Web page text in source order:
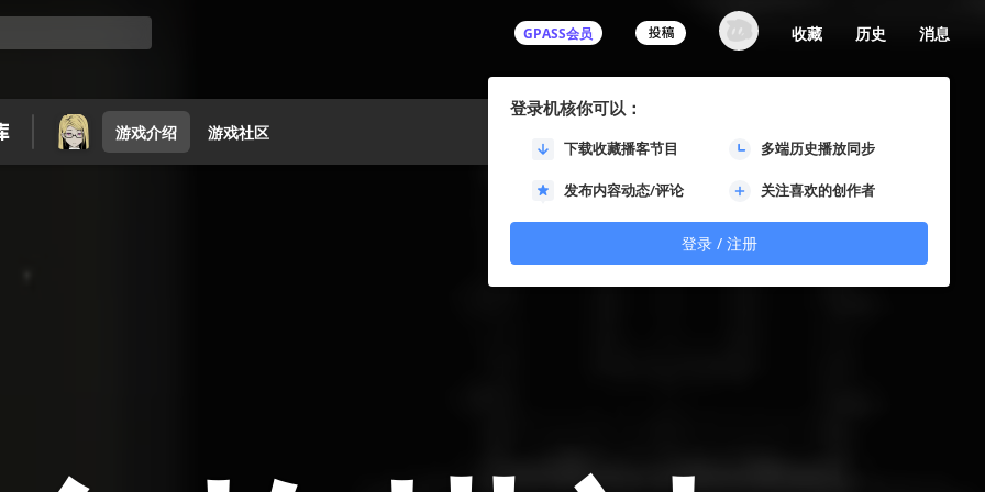
GPASS会员
登录机核你可以：
下载收藏播客节目 多端历史播放同步
发布内容动态/评论 关注喜欢的创作者
登录 / 注册
收藏 历史 消息
游戏介绍 游戏社区